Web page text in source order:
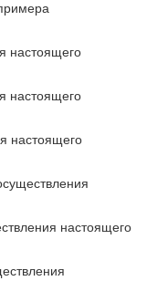
настоящего
настоящего
настоящего
настоящего